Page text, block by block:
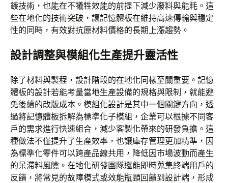
鍍技術，也能在不犧牲效能的前提下減少廢料與能耗。這
些在地化的技術突破，讓記憶體板在維持高速傳輸與穩定
性的同時，有效對抗原材料價格的長期上漲趨勢。
設計調整與模組化生產提升靈活性
除了材料與製程，設計階段的在地化同樣至關重要。記憶
體板的設計若能考量當地生產設備的規格與限制，就能避
免後續的改版成本。模組化設計是其中一個關鍵方向，透
過將記憶體板拆解為標準化子模組，企業可以根據不同客
戶的需求進行快速組合，減少客製化帶來的研發負擔。這
種做法不僅提升了生產效率，也讓庫存管理更加精準，因
為標準化零件可以跨產品線共用，降低因市場波動而產生
的呆滯料風險。在地化研發團隊還能即時蒐集終端用戶的
反饋，將常見的故障模式或效能瓶頸回饋到設計端，形成